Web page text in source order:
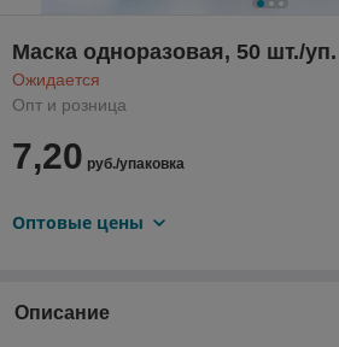
Маска одноразовая, 50 шт./уп.
Ожидается
Опт и розница
7,20 руб./упаковка
Оптовые цены
Описание